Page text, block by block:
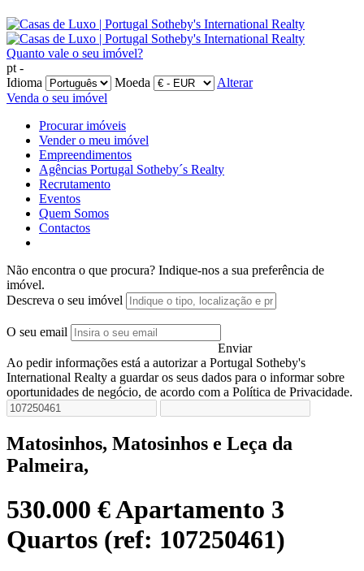
Quanto vale o seu imóvel?
pt -
Idioma
Moeda
Alterar
Venda o seu imóvel
Procurar imóveis
Vender o meu imóvel
Empreendimentos
Agências Portugal Sotheby´s Realty
Recrutamento
Eventos
Quem Somos
Contactos
Não encontra o que procura? Indique-nos a sua preferência de
imóvel.
Descreva o seu imóvel
O seu email
Enviar
Ao pedir informações está a autorizar a Portugal Sotheby's
International Realty a guardar os seus dados para o informar sobre
oportunidades de negócio, de acordo com a Política de Privacidade.
Matosinhos, Matosinhos e Leça da
Palmeira,
530.000 €Apartamento 3
Quartos (ref: 107250461)